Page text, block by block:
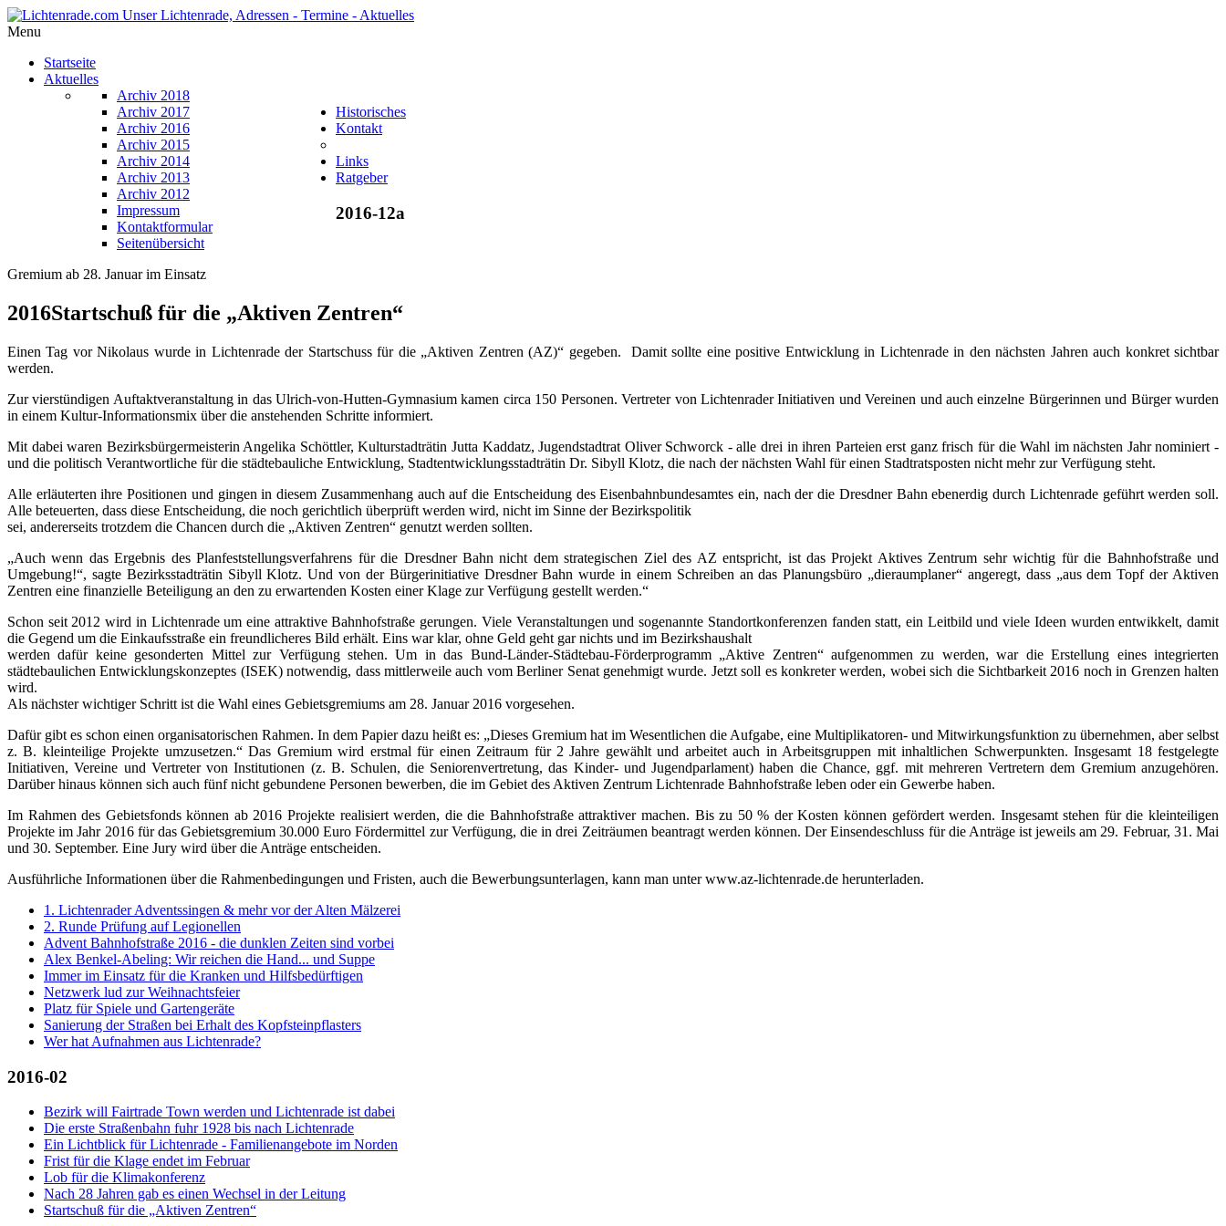
Menu
Startseite
Aktuelles
Archiv 2018
Archiv 2017
Archiv 2016
Archiv 2015
Archiv 2014
Archiv 2013
Archiv 2012
Historisches
Kontakt
Impressum
Kontaktformular
Seitenübersicht
Links
Ratgeber
Gremium ab 28. Januar im Einsatz
2016Startschuß für die „Aktiven Zentren“
Einen Tag vor Nikolaus wurde in Lichtenrade der Startschuss für die „Aktiven Zentren (AZ)“ gegeben. Damit sollte eine positive Entwicklung in Lichtenrade in den nächsten Jahren auch konkret sichtbar
werden.
Zur vierstündigen Auftaktveranstaltung in das Ulrich-von-Hutten-Gymnasium kamen circa 150 Personen. Vertreter von Lichtenrader Initiativen und Vereinen und auch einzelne Bürgerinnen und Bürger wurden
in einem Kultur-Informationsmix über die anstehenden Schritte informiert.
Mit dabei waren Bezirksbürgermeisterin Angelika Schöttler, Kulturstadträtin Jutta Kaddatz, Jugendstadtrat Oliver Schworck - alle drei in ihren Parteien erst ganz frisch für die Wahl im nächsten Jahr nominiert -
und die politisch Verantwortliche für die städtebauliche Entwicklung, Stadtentwicklungsstadträtin Dr. Sibyll Klotz, die nach der nächsten Wahl für einen Stadtratsposten nicht mehr zur Verfügung steht.
Alle erläuterten ihre Positionen und gingen in diesem Zusammenhang auch auf die Entscheidung des Eisenbahnbundesamtes ein, nach der die Dresdner Bahn ebenerdig durch Lichtenrade geführt werden soll.
Alle beteuerten, dass diese Entscheidung, die noch gerichtlich überprüft werden wird, nicht im Sinne der Bezirkspolitik
sei, andererseits trotzdem die Chancen durch die „Aktiven Zentren“ genutzt werden sollten.
„Auch wenn das Ergebnis des Planfeststellungsverfahrens für die Dresdner Bahn nicht dem strategischen Ziel des AZ entspricht, ist das Projekt Aktives Zentrum sehr wichtig für die Bahnhofstraße und
Umgebung!“, sagte Bezirksstadträtin Sibyll Klotz. Und von der Bürgerinitiative Dresdner Bahn wurde in einem Schreiben an das Planungsbüro „dieraumplaner“ angeregt, dass „aus dem Topf der Aktiven
Zentren eine finanzielle Beteiligung an den zu erwartenden Kosten einer Klage zur Verfügung gestellt werden.“
Schon seit 2012 wird in Lichtenrade um eine attraktive Bahnhofstraße gerungen. Viele Veranstaltungen und sogenannte Standortkonferenzen fanden statt, ein Leitbild und viele Ideen wurden entwikkelt, damit
die Gegend um die Einkaufsstraße ein freundlicheres Bild erhält. Eins war klar, ohne Geld geht gar nichts und im Bezirkshaushalt
werden dafür keine gesonderten Mittel zur Verfügung stehen. Um in das Bund-Länder-Städtebau-Förderprogramm „Aktive Zentren“ aufgenommen zu werden, war die Erstellung eines integrierten
städtebaulichen Entwicklungskonzeptes (ISEK) notwendig, dass mittlerweile auch vom Berliner Senat genehmigt wurde. Jetzt soll es konkreter werden, wobei sich die Sichtbarkeit 2016 noch in Grenzen halten
wird.
Als nächster wichtiger Schritt ist die Wahl eines Gebietsgremiums am 28. Januar 2016 vorgesehen.
Dafür gibt es schon einen organisatorischen Rahmen. In dem Papier dazu heißt es: „Dieses Gremium hat im Wesentlichen die Aufgabe, eine Multiplikatoren- und Mitwirkungsfunktion zu übernehmen, aber selbst
z. B. kleinteilige Projekte umzusetzen.“ Das Gremium wird erstmal für einen Zeitraum für 2 Jahre gewählt und arbeitet auch in Arbeitsgruppen mit inhaltlichen Schwerpunkten. Insgesamt 18 festgelegte
Initiativen, Vereine und Vertreter von Institutionen (z. B. Schulen, die Seniorenvertretung, das Kinder- und Jugendparlament) haben die Chance, ggf. mit mehreren Vertretern dem Gremium anzugehören.
Darüber hinaus können sich auch fünf nicht gebundene Personen bewerben, die im Gebiet des Aktiven Zentrum Lichtenrade Bahnhofstraße leben oder ein Gewerbe haben.
Im Rahmen des Gebietsfonds können ab 2016 Projekte realisiert werden, die die Bahnhofstraße attraktiver machen. Bis zu 50 % der Kosten können gefördert werden. Insgesamt stehen für die kleinteiligen
Projekte im Jahr 2016 für das Gebietsgremium 30.000 Euro Fördermittel zur Verfügung, die in drei Zeiträumen beantragt werden können. Der Einsendeschluss für die Anträge ist jeweils am 29. Februar, 31. Mai
und 30. September. Eine Jury wird über die Anträge entscheiden.
Ausführliche Informationen über die Rahmenbedingungen und Fristen, auch die Bewerbungsunterlagen, kann man unter www.az-lichtenrade.de herunterladen.
2016-12a
1. Lichtenrader Adventssingen & mehr vor der Alten Mälzerei
2. Runde Prüfung auf Legionellen
Advent Bahnhofstraße 2016 - die dunklen Zeiten sind vorbei
Alex Benkel-Abeling: Wir reichen die Hand... und Suppe
Immer im Einsatz für die Kranken und Hilfsbedürftigen
Netzwerk lud zur Weihnachtsfeier
Platz für Spiele und Gartengeräte
Sanierung der Straßen bei Erhalt des Kopfsteinpflasters
Wer hat Aufnahmen aus Lichtenrade?
2016-02
Bezirk will Fairtrade Town werden und Lichtenrade ist dabei
Die erste Straßenbahn fuhr 1928 bis nach Lichtenrade
Ein Lichtblick für Lichtenrade - Familienangebote im Norden
Frist für die Klage endet im Februar
Lob für die Klimakonferenz
Nach 28 Jahren gab es einen Wechsel in der Leitung
Startschuß für die „Aktiven Zentren“